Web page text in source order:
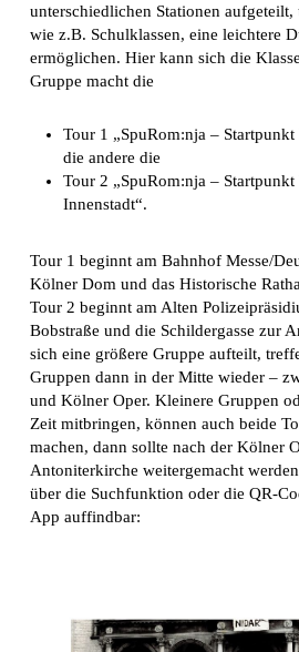
unterschiedlichen Stationen
wie z.B. Schulklassen, eine leichtere
ermöglichen. Hier kann sich die
Gruppe macht die
Tour 1 „SpuRom:nja –
die andere die
Tour 2 „SpuRom:nja –
Innenstadt“.
Tour 1 beginnt am Bahnhof Messe/
Kölner Dom und das Historische
Tour 2 beginnt am Alten
Bobstraße und die Schildergasse zur
sich eine größere Gruppe aufteilt,
Gruppen dann in der Mitte wieder –
und Kölner Oper. Kleinere Gruppen
Zeit mitbringen, können auch beide
machen, dann sollte nach der Kölner
Antoniterkirche weitergemacht
über die Suchfunktion oder die QR-
App auffindbar: